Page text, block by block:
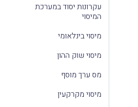
עקרונות יסוד במערכת
המיסוי
מיסוי בינלאומי
מיסוי שוק ההון
מס ערך מוסף
מיסוי מקרקעין